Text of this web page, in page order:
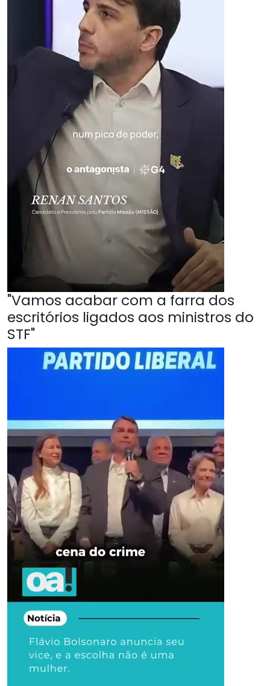
"Vamos acabar com a farra dos
escritórios ligados aos ministros do
STF"